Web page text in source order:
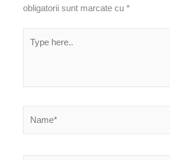
obligatorii sunt marcate cu*
here..